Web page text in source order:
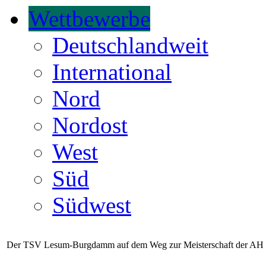
Wettbewerbe
Deutschlandweit
International
Nord
Nordost
West
Süd
Südwest
Der TSV Lesum-Burgdamm auf dem Weg zur Meisterschaft der